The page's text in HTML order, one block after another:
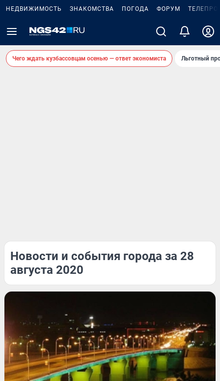
НЕДВИЖИМОСТЬ ЗНАКОМСТВА ПОГОДА ФОРУМ
Чего ждать кузбассовцам осенью — ответ экономиста Льготный
Новости и события города за 28
августа 2020